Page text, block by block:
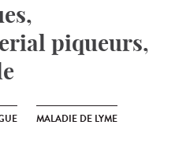
piqueurs,
MALADIE DE LYME